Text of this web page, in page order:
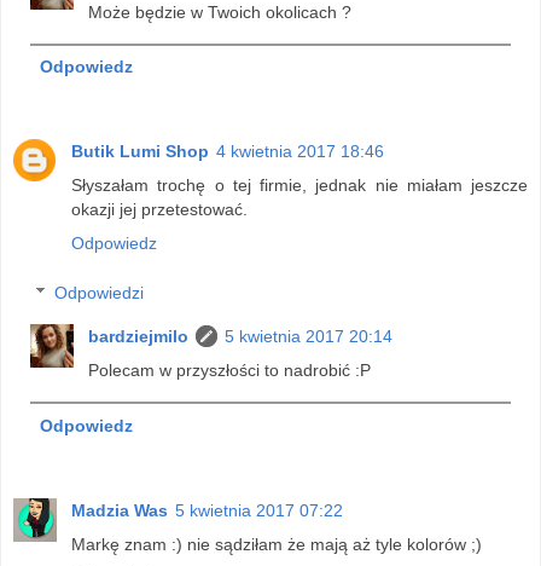
Może będzie w Twoich okolicach ?
Odpowiedz
Butik Lumi Shop 4 kwietnia 2017 18:46
Słyszałam trochę o tej firmie, jednak nie miałam jeszcze
okazji jej przetestować.
Odpowiedz
Odpowiedzi
bardziejmilo
5 kwietnia 2017 20:14
Polecam w przyszłości to nadrobić :P
Odpowiedz
Madzia Was 5 kwietnia 2017 07:22
Markę znam :) nie sądziłam że mają aż tyle kolorów ;)